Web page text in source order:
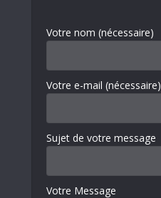
Votre nom (nécessaire)
Votre e-mail (nécessaire)
Sujet de votre message
Votre Message